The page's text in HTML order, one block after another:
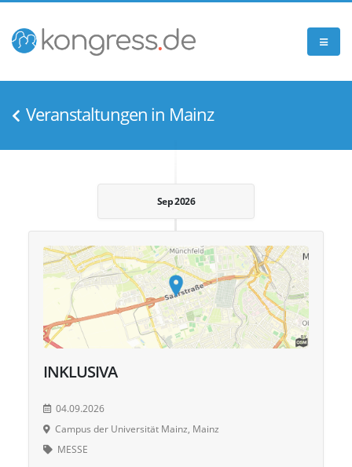
Veranstaltungen in Mainz
Sep 2026
INKLUSIVA
04.09.2026
Campus der Universität Mainz, Mainz
MESSE